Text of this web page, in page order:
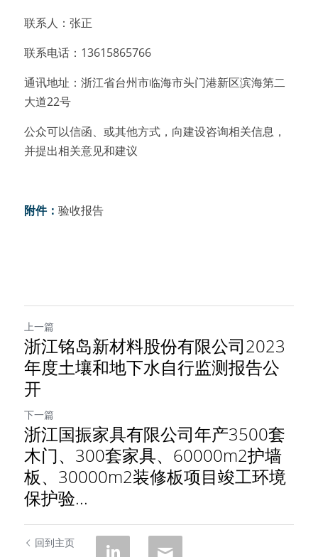
联系人：张正
联系电话：13615865766
通讯地址：浙江省台州市临海市头门港新区滨海第二
大道22号
公众可以信函、或其他方式，向建设咨询相关信息，
并提出相关意见和建议
附件： 验收报告
上一篇
浙江铭岛新材料股份有限公司2023
年度土壤和地下水自行监测报告公
开
下一篇
浙江国振家具有限公司年产3500套
木门、300套家具、60000m2护墙
板、30000m2装修板项目竣工环境
保护验...
回到主页